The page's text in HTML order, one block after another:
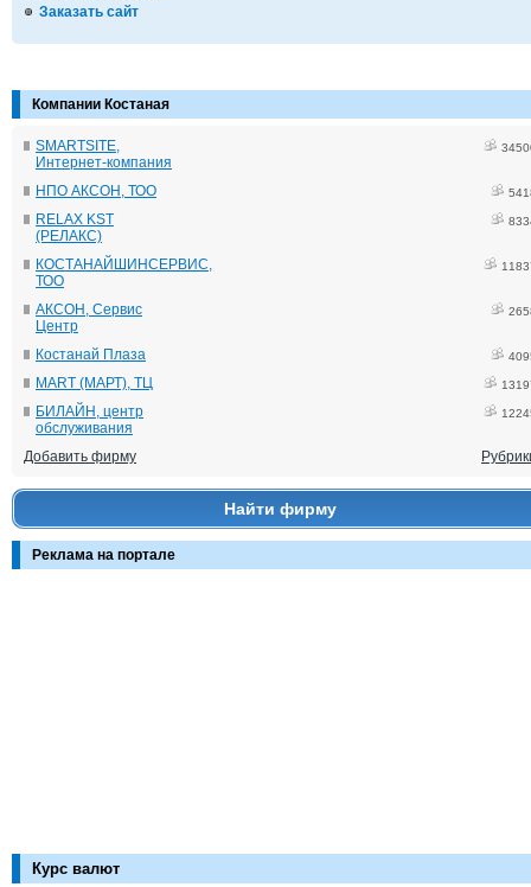
Заказать сайт
Компании Костаная
SMARTSITE,
Интернет-компания
НПО АКСОН, ТОО
RELAX KST
(РЕЛАКС)
КОСТАНАЙШИНСЕРВИС,
ТОО
АКСОН, Сервис
Центр
Костанай Плаза
MART (МАРТ), ТЦ
БИЛАЙН, центр
обслуживания
Добавить фирму
Найти фирму
Реклама на портале
Курс валют